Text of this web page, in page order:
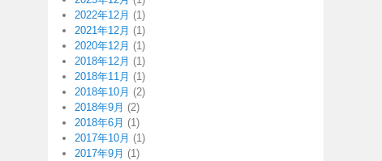
2022年12月 (1)
2021年12月 (1)
2020年12月 (1)
2018年12月 (1)
2018年11月 (1)
2018年10月 (2)
2018年9月 (2)
2018年6月 (1)
2017年10月 (1)
2017年9月 (1)